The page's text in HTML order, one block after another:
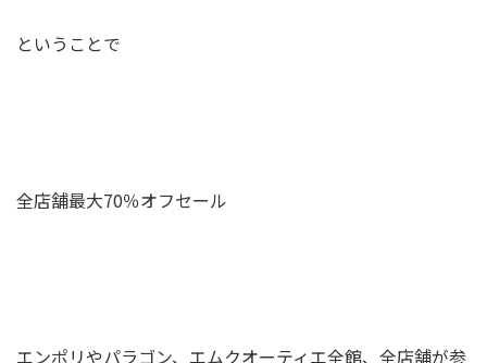
ということで
全店舗最大70％オフセール
エンポリやパラゴン、エムクオーティエ全館、全店舗が参